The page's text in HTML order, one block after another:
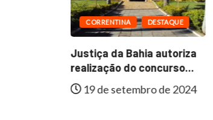
CORRENTINA DESTAQUE
Justiça da Bahia autoriza
realização do concurso...
19 de setembro de 2024